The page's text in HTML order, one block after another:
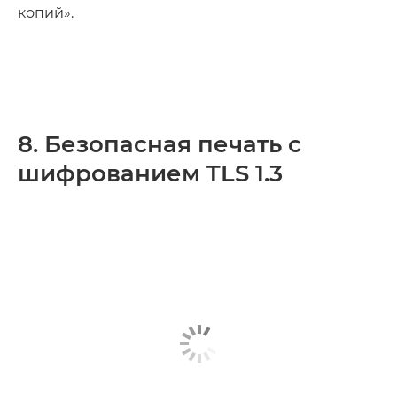
копий».
8. Безопасная печать с
шифрованием TLS 1.3